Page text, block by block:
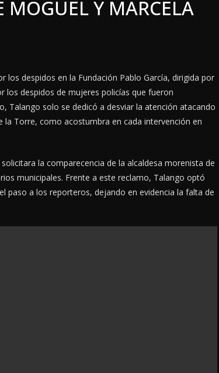
MOGUEL Y MARCELA
despidos en la Fundación Pablo García, dirigida por
los despidos de mujeres policías que fueron
Talango solo se dedicó a desviar la atención atacando
la Torre, como acostumbra en cada intervención en
la comparecencia de la alcaldesa morenista de
municipales. Frente a este reclamo, Talango optó
paso a los reporteros, dejando en evidencia la falta de